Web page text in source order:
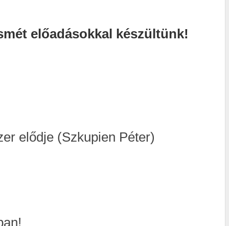
előadásokkal készültünk!
elődje (Szkupien Péter)